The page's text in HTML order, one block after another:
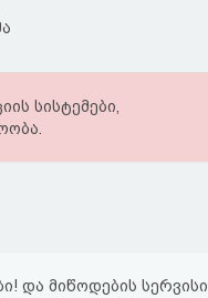
სისტემები,
და მიწოდების სერვისი